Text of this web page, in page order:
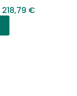
218,79 €